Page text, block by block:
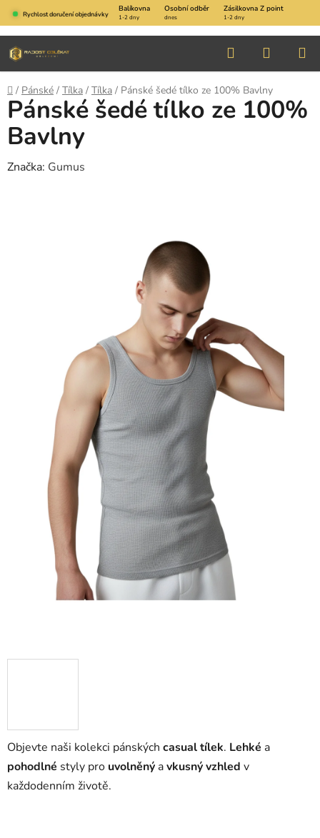
Přejít
na
obsah
Rychlost doručení objednávky
Balíkovna Osobní odběr Zásilkovna Z point
1-2 dny dnes 1-2 dny
Hledat
KOŠÍK
Domů
/ Pánské / Tílka / Tílka / Pánské šedé tílko ze 100% Bavlny
Objevte naši kolekci pánských casual tílek. Lehké a
pohodlné styly pro uvolněný avkusný vzhled v
každodenním životě.
Pánské šedé tílko ze 100%
Bavlny
Značka: Gumus